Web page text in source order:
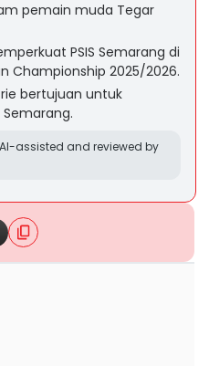
pemain muda Tegar
PSIS Semarang di
Championship 2025/2026.
bertujuan untuk
assisted and reviewed by